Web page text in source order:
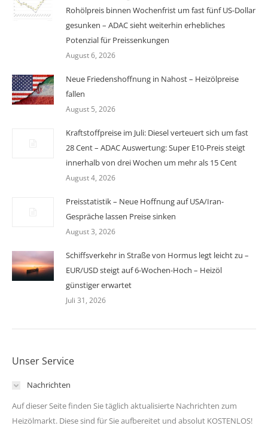
Rohölpreis binnen Wochenfrist um fast fünf US-Dollar
gesunken – ADAC sieht weiterhin erhebliches
Potenzial für Preissenkungen
August 6, 2026
Neue Friedenshoffnung in Nahost – Heizölpreise
fallen
August 5, 2026
Kraftstoffpreise im Juli: Diesel verteuert sich um fast
28 Cent – ADAC Auswertung: Super E10-Preis steigt
innerhalb von drei Wochen um mehr als 15 Cent
August 4, 2026
Preisstatistik – Neue Hoffnung auf USA/Iran-
Gespräche lassen Preise sinken
August 3, 2026
Schiffsverkehr in Straße von Hormus legt leicht zu –
EUR/USD steigt auf 6-Wochen-Hoch – Heizöl
günstiger erwartet
Juli 31, 2026
Unser Service
Nachrichten
Auf dieser Seite finden Sie täglich aktualisierte Nachrichten zum
Heizölmarkt. Diese sind für Sie aufbereitet und absolut KOSTENLOS!